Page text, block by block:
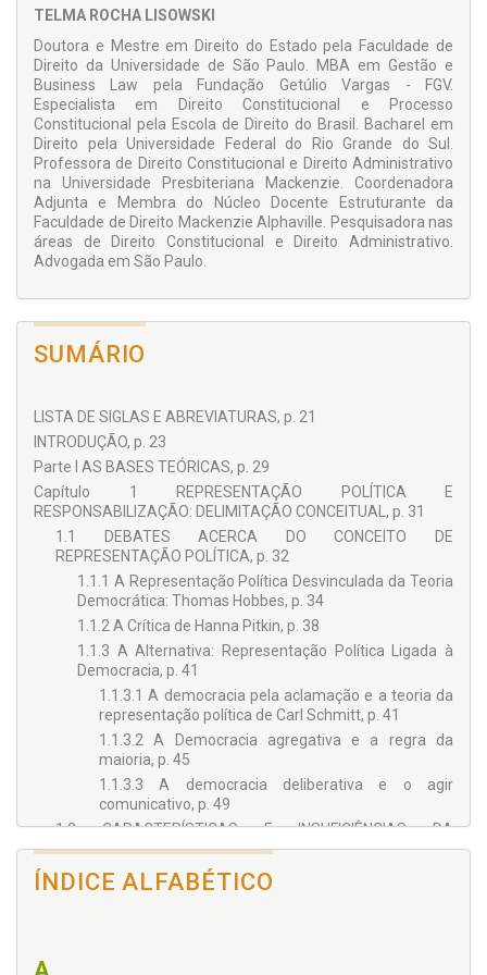
constitucional e prática institucional, o livro oferece uma
contribuição atual e necessária para o debate sobre
mandato parlamentar, responsabilidade política e controle
democrático dos representantes eleitos. Seu objetivo maior
é refletir sobre mecanismos capazes de ampliar a influência
dos cidadãos no futuro da comunidade política e de
estimular a responsividade dos parlamentares no exercício
da representação.
TELMA ROCHA LISOWSKI
Doutora e Mestre em Direito do Estado pela Faculdade de
Direito da Universidade de São Paulo. MBA em Gestão e
Business Law pela Fundação Getúlio Vargas - FGV.
Especialista em Direito Constitucional e Processo
Constitucional pela Escola de Direito do Brasil. Bacharel em
Direito pela Universidade Federal do Rio Grande do Sul.
Professora de Direito Constitucional e Direito Administrativo
na Universidade Presbiteriana Mackenzie. Coordenadora
Adjunta e Membra do Núcleo Docente Estruturante da
Faculdade de Direito Mackenzie Alphaville. Pesquisadora nas
áreas de Direito Constitucional e Direito Administrativo.
Advogada em São Paulo.
SUMÁRIO
LISTA DE SIGLAS E ABREVIATURAS, p. 21
INTRODUÇÃO, p. 23
Parte I AS BASES TEÓRICAS, p. 29
Capítulo 1 REPRESENTAÇÃO POLÍTICA E
RESPONSABILIZAÇÃO: DELIMITAÇÃO CONCEITUAL, p. 31
1.1 DEBATES ACERCA DO CONCEITO DE
REPRESENTAÇÃO POLÍTICA, p. 32
1.1.1 A Representação Política Desvinculada da Teoria
Democrática: Thomas Hobbes, p. 34
1.1.2 A Crítica de Hanna Pitkin, p. 38
1.1.3 A Alternativa: Representação Política Ligada à
Democracia, p. 41
1.1.3.1 A democracia pela aclamação e a teoria da
representação política de Carl Schmitt, p. 41
1.1.3.2 A Democracia agregativa e a regra da
maioria, p. 45
1.1.3.3 A democracia deliberativa e o agir
comunicativo, p. 49
1.2 CARACTERÍSTICAS E INSUFICIÊNCIAS DA
REPRESENTAÇÃO PARLAMENTAR, p. 55
1.2.1 Natureza dos Mandatos e Atualidade da
Discussão sobre o Mandato Imperativo, p. 55
ÍNDICE ALFABÉTICO